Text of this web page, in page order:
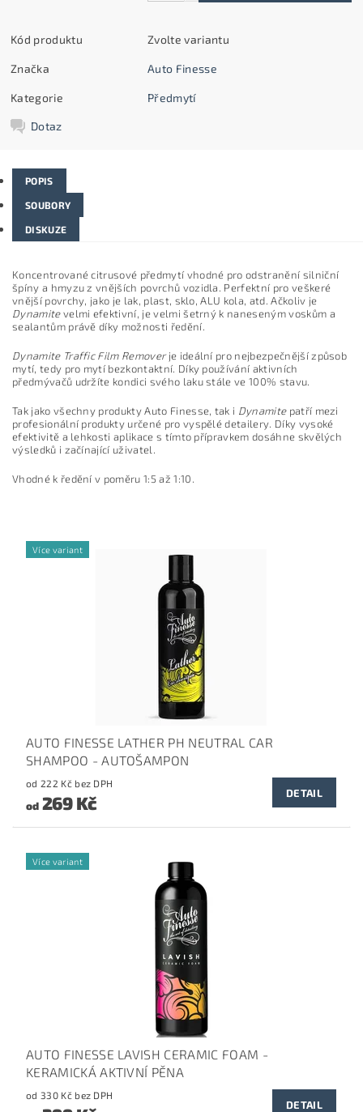
Kód produktu Zvolte variantu
Značka Auto Finesse
Kategorie Předmytí
Dotaz
POPIS
SOUBORY
DISKUZE
Koncentrované citrusové předmytí vhodné pro odstranění silniční
špíny a hmyzu z vnějších povrchů vozidla. Perfektní pro veškeré
vnější povrchy, jako je lak, plast, sklo, ALU kola, atd. Ačkoliv je
Dynamitevelmi efektivní, je velmi šetrný k naneseným voskům a
sealantům právě díky možnosti ředění.
Dynamite Traffic Film Removerje ideální pro nejbezpečnější způsob
mytí, tedy pro mytí bezkontaktní. Díky používání aktivních
předmývačů udržíte kondici svého laku stále ve 100% stavu.
Tak jako všechny produkty Auto Finesse, tak i Dynamitepatří mezi
profesionální produkty určené pro vyspělé detailery. Díky vysoké
efektivitě a lehkosti aplikace s tímto přípravkem dosáhne skvělých
výsledků i začínající uživatel.
Vhodné k ředění v poměru 1:5 až 1:10.
Více variant
AUTO FINESSE LATHER PH NEUTRAL CAR
SHAMPOO - AUTOŠAMPON
od 222 Kč bez DPH
od269 Kč DETAIL
Více variant
AUTO FINESSE LAVISH CERAMIC FOAM -
KERAMICKÁ AKTIVNÍ PĚNA
od 330 Kč bez DPH
DETAIL